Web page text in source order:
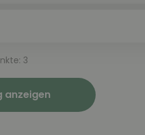
3
anzeigen